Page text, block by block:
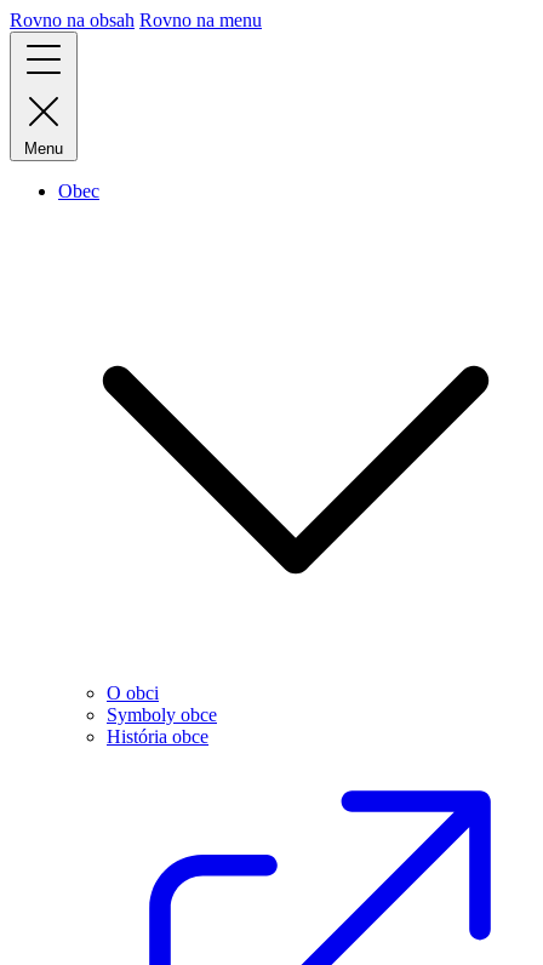
Rovno na obsah Rovno na menu
Menu
Obec
O obci
Symboly obce
História obce